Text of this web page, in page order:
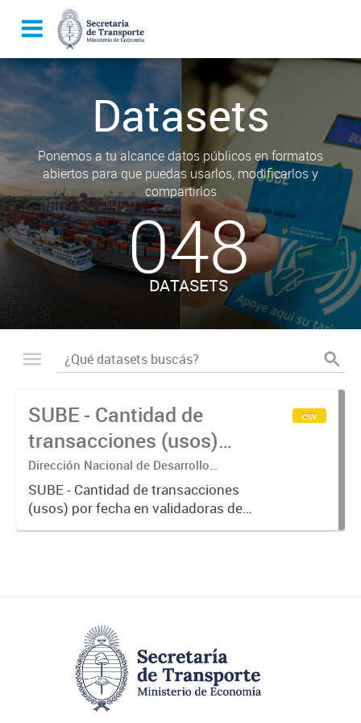
Datasets
Ponemos a tu alcance datos públicos en formatos
abiertos para que puedas usarlos, modificarlos y
compartirlos
048
DATASETS
SUBE - Cantidad de
transacciones (usos)
por fecha
Dirección Nacional de Desarrollo
Tecnológico - Ministerio de Transporte.
SUBE - Cantidad de transacciones
(usos) por fecha en validadoras de
la red SUBE.
csv